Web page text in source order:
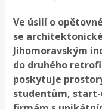
Ve úsilí o
se
Jihomoravským
do druhého
poskytuje
studentům, start-